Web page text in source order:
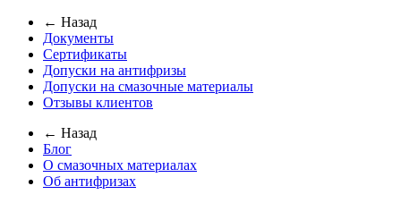
← Назад
Документы
Сертификаты
Допуски на антифризы
Допуски на смазочные материалы
Отзывы клиентов
← Назад
Блог
О смазочных материалах
Об антифризах